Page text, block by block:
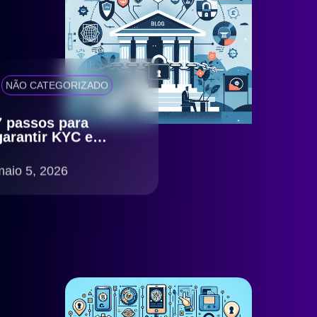
NÃO CATEGORIZADO
passos para
KYC e
compliance
no Brasil
5, 2026